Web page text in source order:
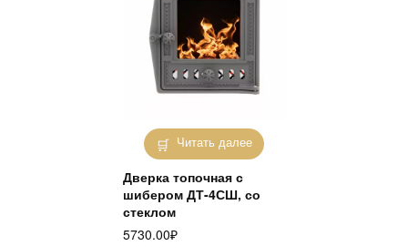
Читать далее
Дверка топочная с
шибером ДТ-4СШ, со
стеклом
5730.00₽